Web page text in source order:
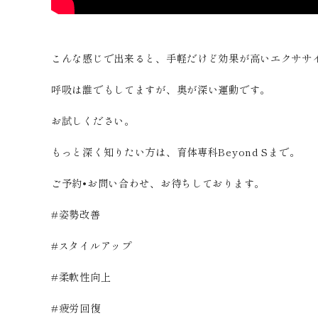
こんな感じで出来ると、手軽だけど効果が高いエクササ
呼吸は誰でもしてますが、奥が深い運動です。
お試しください。
もっと深く知りたい方は、育体専科Beyond Sまで。
ご予約•お問い合わせ、お待ちしております。
#姿勢改善
#スタイルアップ
#柔軟性向上
#疲労回復